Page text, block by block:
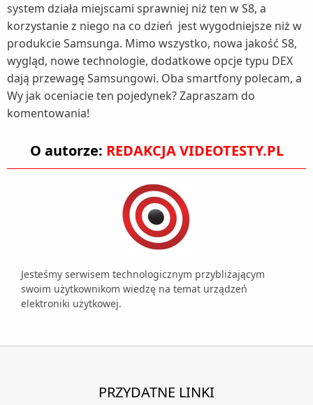
system działa miejscami sprawniej niż ten w S8, a
korzystanie z niego na co dzień jest wygodniejsze niż w
produkcie Samsunga. Mimo wszystko, nowa jakość S8,
wygląd, nowe technologie, dodatkowe opcje typu DEX
dają przewagę Samsungowi. Oba smartfony polecam, a
Wy jak oceniacie ten pojedynek? Zapraszam do
komentowania!
O autorze: REDAKCJA VIDEOTESTY.PL
Jesteśmy serwisem technologicznym przybliżającym
swoim użytkownikom wiedzę na temat urządzeń
elektroniki użytkowej.
PRZYDATNE LINKI